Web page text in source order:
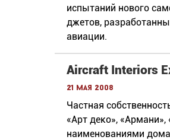
испытаний нового
джетов,
авиации.
Aircraft Interiors
21 мая 2008
Частная
«Арт деко»,
наименованиями